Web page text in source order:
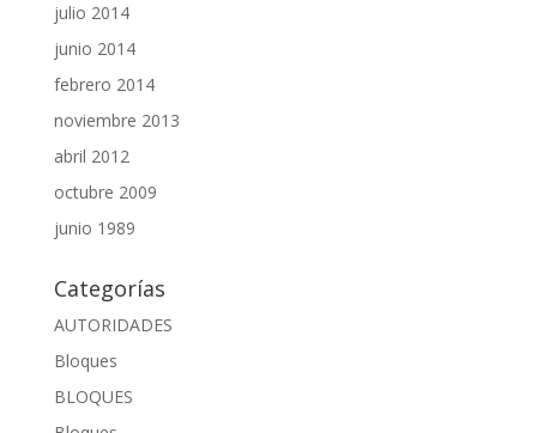
julio 2014
junio 2014
febrero 2014
noviembre 2013
abril 2012
octubre 2009
junio 1989
Categorías
AUTORIDADES
Bloques
BLOQUES